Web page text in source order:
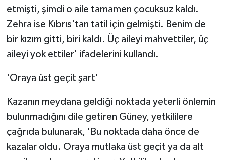
etmişti, şimdi o aile tamamen çocuksuz kaldı.
Zehra ise Kıbrıs'tan tatil için gelmişti. Benim de
bir kızım gitti, biri kaldı. Üç aileyi mahvettiler, üç
aileyi yok ettiler' ifadelerini kullandı.
'Oraya üst geçit şart'
Kazanın meydana geldiği noktada yeterli önlemin
bulunmadığını dile getiren Güney, yetkililere
çağrıda bulunarak, 'Bu noktada daha önce de
kazalar oldu. Oraya mutlaka üst geçit ya da alt